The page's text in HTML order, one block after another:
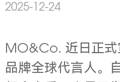
2025-12-24
MO&Co. 近日正式
品牌全球代言人。